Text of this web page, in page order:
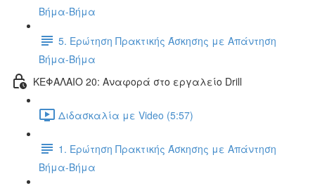
Βήμα-Βήμα
5. Ερώτηση Πρακτικής Άσκησης με Απάντηση
Βήμα-Βήμα
ΚΕΦΑΛΑΙΟ 20: Αναφορά στο εργαλείο Drill
Διδασκαλία με Video (5:57)
1. Ερώτηση Πρακτικής Άσκησης με Απάντηση
Βήμα-Βήμα